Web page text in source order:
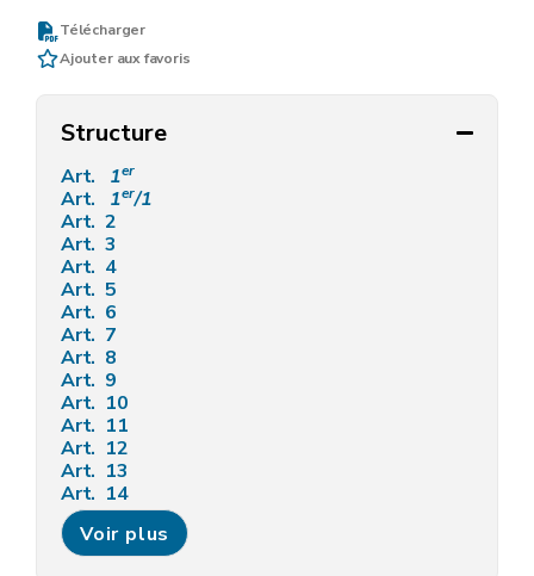
Télécharger
Ajouter aux favoris
Structure
Art. 1er
Art. 1er/1
Art. 2
Art. 3
Art. 4
Art. 5
Art. 6
Art. 7
Art. 8
Art. 9
Art. 10
Art. 11
Art. 12
Art. 13
Art. 14
Art. 15
Art. 16
Art. 17
Voir plus